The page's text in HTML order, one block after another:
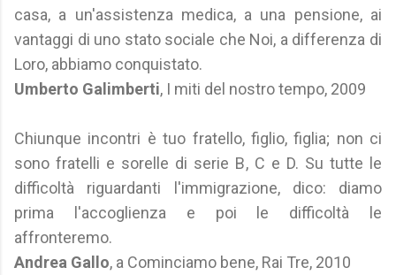
casa, a un'assistenza medica, a una pensione, ai
vantaggi di uno stato sociale che Noi, a differenza di
Loro, abbiamo conquistato.
Umberto Galimberti, I miti del nostro tempo, 2009
Chiunque incontri è tuo fratello, figlio, figlia; non ci
sono fratelli e sorelle di serie B, C e D. Su tutte le
difficoltà riguardanti l'immigrazione, dico: diamo
prima l'accoglienza e poi le difficoltà le
affronteremo.
Andrea Gallo, a Cominciamo bene, Rai Tre, 2010